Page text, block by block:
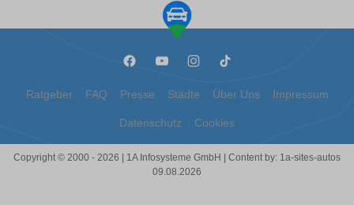
Ratgeber FAQ Presse Städte Über Uns Impressum
Datenschutz Cookies
Copyright © 2000 - 2026 | 1A Infosysteme GmbH | Content by: 1a-sites-autos
09.08.2026